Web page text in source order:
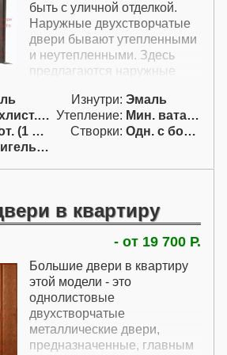
требованию - она
изготовлена из толстого
листа, толщиной 2 мм и
укомплектована прочным
отечественным замком.
быть с уличной отделкой.
Наружные двухстворчатые
двери бывают утепленными
и неутепленными. Здесь
предлагаются наружные
утеплением. Распашные
утепленные двери, которые
здесь представлены,
изготовлены с трехлистовой
конструкцией, поэтому могут
Во всем остальном эти
распашные уличные двери
изготовлены без каких-либо
наворотов - на них
установлен недорогой замок
с простыми ручками,
простые петли и недорогая,
но практичная покраска
эмалью.
Изнутри: Эмаль
Двухлист. проф. Утепление:
Мин. вата / пенопл.
Уплот. (1 конт.) Створки:
Одн. с бок. фрам. (АБ)
«Меттем» Трехригельный
в квартиру
- от 19 700 Р.
Большие двери в квартиру
этой модели - это
однолистовые
двухстворчатые
металлические двери,
предназначенные, главным